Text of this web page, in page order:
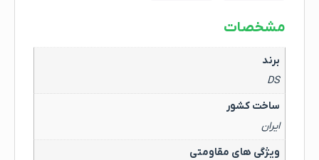
مشخصات
برند
DS
ساخت کشور
ایران
ویژگی های مقاومتی